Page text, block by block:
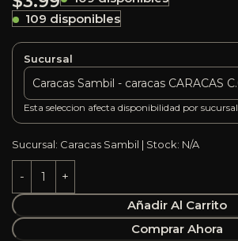
109 disponibles
Sucursal
Esta seleccion afecta disponibilidad por sucursal.
Sucursal: Caracas Sambil | Stock: N/A
Añadir Al Carrito
Comprar Ahora